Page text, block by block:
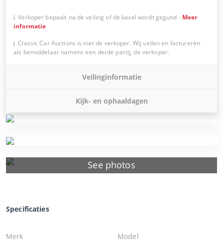
See photos
Verkoper bepaalt na de veiling of de kavel wordt gegund - Meer
informatie
Classic Car Auctions is niet de verkoper. Wij veilen en factureren
als bemiddelaar namens een derde partij, de verkoper.
Veilinginformatie
Kijk- en ophaaldagen
Specificaties
Merk
Model